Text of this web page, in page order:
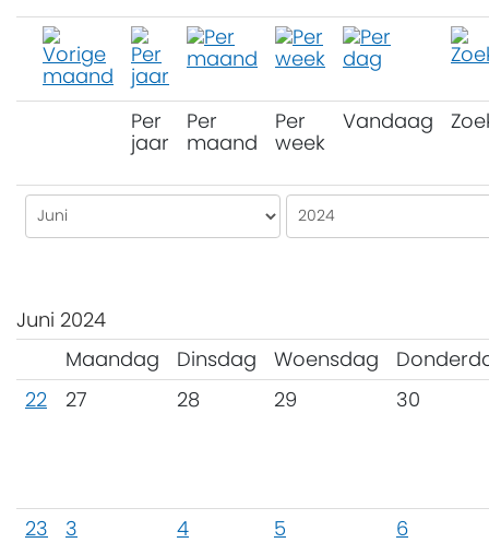
Per
jaar
Per
maand
Per
week
Vandaag
Juni 2024
Maandag
Dinsdag Woensdag
22
27 28 29 30
23 3 4 5
6